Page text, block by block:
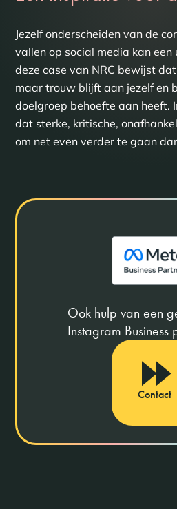
Jezelf onderscheiden van de
vallen op social media kan
deze case van NRC bewijst
maar trouw blijft aan jezelf en
doelgroep behoefte aan heeft.
dat sterke, kritische,
om net even verder te gaan
Ook hulp van een
Instagram Business
Contact